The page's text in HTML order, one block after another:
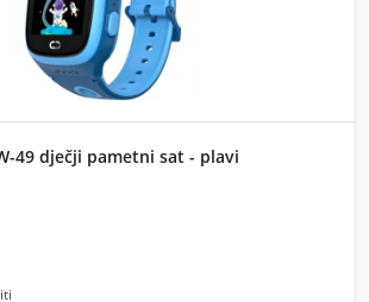
49 dječji pametni sat - plavi